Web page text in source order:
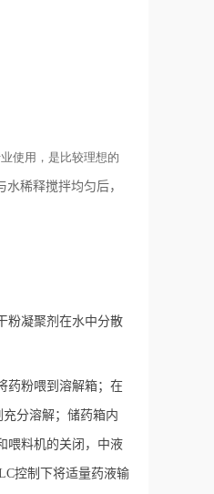
使用，是比较理想的
稀释搅拌均匀后，
粉凝聚剂在水中分散
药粉喂到溶解箱；在
分溶解；储药箱内
喂料机的关闭，中液
控制下将适量药液输